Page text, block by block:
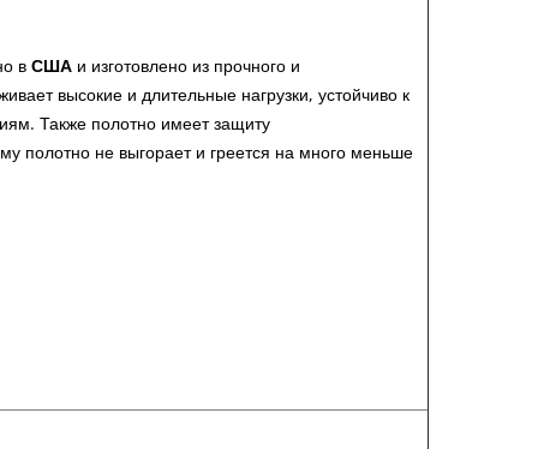
в США и изготовлено из прочного и
высокие и длительные нагрузки, устойчиво к
Также полотно имеет защиту
полотно не выгорает и греется на много меньше